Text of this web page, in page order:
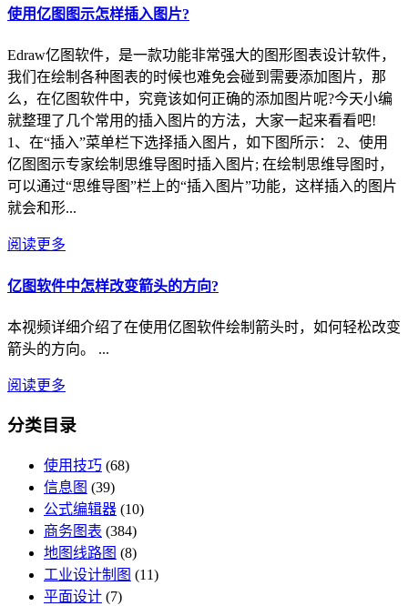
使用亿图图示怎样插入图片?
Edraw亿图软件，是一款功能非常强大的图形图表设计软件，
我们在绘制各种图表的时候也难免会碰到需要添加图片，那
么，在亿图软件中，究竟该如何正确的添加图片呢?今天小编
就整理了几个常用的插入图片的方法，大家一起来看看吧!
1、在“插入”菜单栏下选择插入图片，如下图所示： 2、使用
亿图图示专家绘制思维导图时插入图片; 在绘制思维导图时，
可以通过“思维导图”栏上的“插入图片”功能，这样插入的图片
就会和形...
阅读更多
亿图软件中怎样改变箭头的方向?
本视频详细介绍了在使用亿图软件绘制箭头时，如何轻松改变
箭头的方向。 ...
阅读更多
分类目录
使用技巧 (68)
信息图 (39)
公式编辑器 (10)
商务图表 (384)
地图线路图 (8)
工业设计制图 (11)
平面设计 (7)